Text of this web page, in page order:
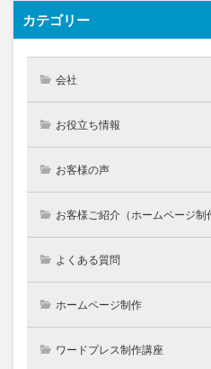
カテゴリー
会社
お役立ち情報
お客様の声
お客様ご紹介（ホームページ制
よくある質問
ホームページ制作
ワードプレス制作講座